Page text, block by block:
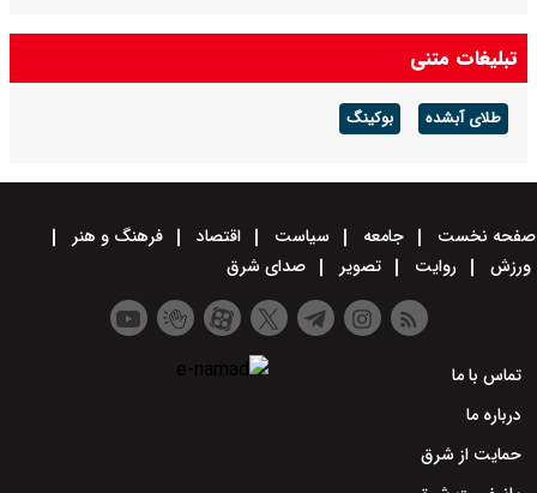
تبلیغات متنی
طلای آبشده بوکینگ
صفحه نخست جامعه سیاست اقتصاد
فرهنگ و هنر
ورزش
روایت تصویر صدای شرق
تماس با ما
درباره ما
حمایت از شرق